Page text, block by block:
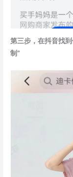
第三步，在抖音找
制”